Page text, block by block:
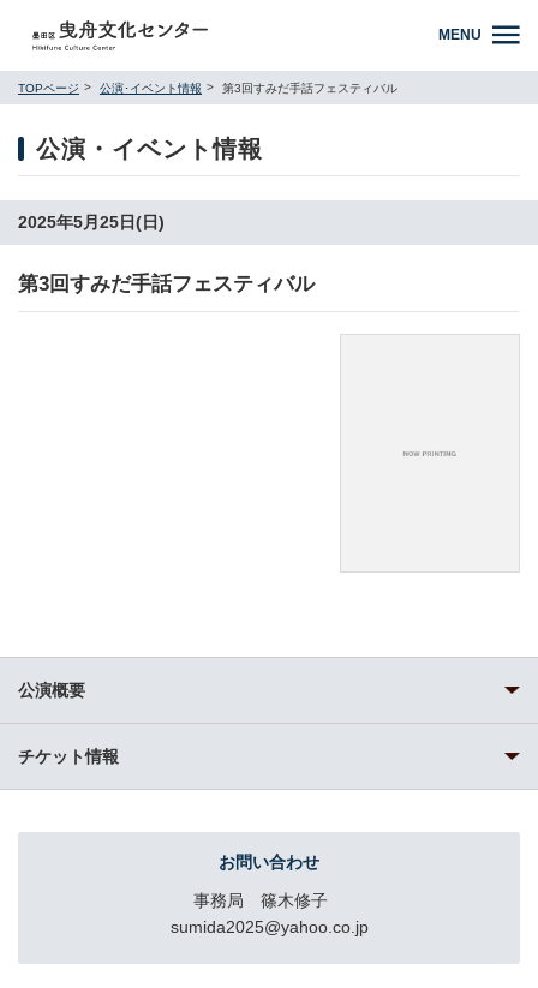
MENU
TOPページ 公演･イベント情報 第3回すみだ手話フェスティバル
公演・イベント情報
2025年5月25日(日)
第3回すみだ手話フェスティバル
公演概要
チケット情報
お問い合わせ
事務局 篠木修子
sumida2025@yahoo.co.jp